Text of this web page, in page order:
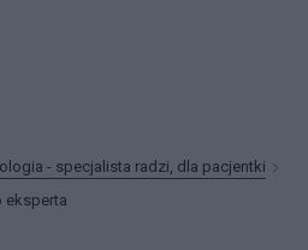
- specjalista radzi, dla pacjentki
eksperta